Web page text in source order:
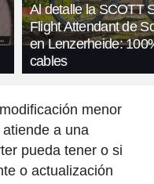
Al detalle la SCOTT
Flight Attendant de
en Lenzerheide:
cables
menor
a una
pueda tener o si
o actualización